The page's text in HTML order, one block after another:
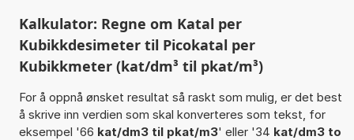
Kalkulator: Regne om Katal per
Kubikkdesimeter til Picokatal per
Kubikkmeter (kat/dm³ til pkat/m³)
For å oppnå ønsket resultat så raskt som mulig, er det best
å skrive inn verdien som skal konverteres som tekst, for
eksempel '66 kat/dm3 til pkat/m3' eller '34 kat/dm3 to